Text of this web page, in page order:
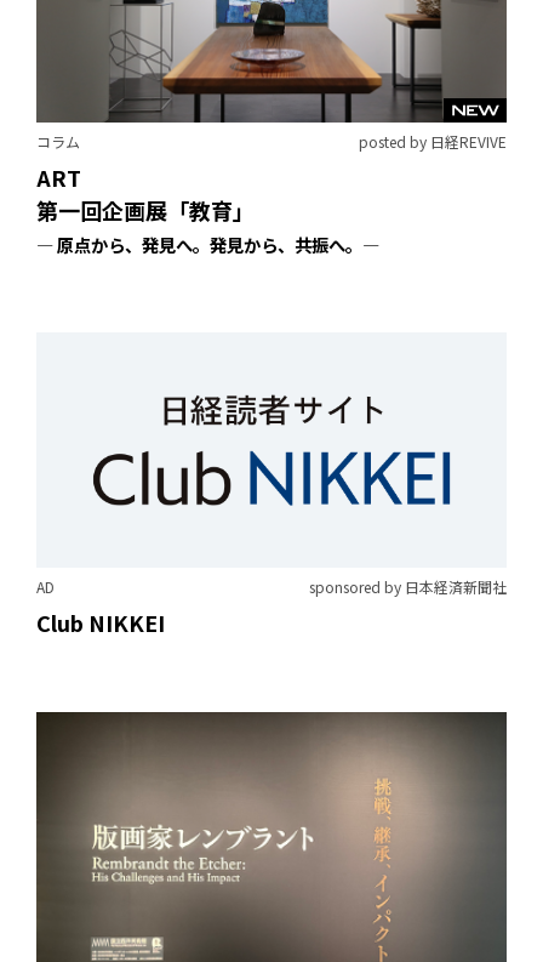
コラム posted by 日経REVIVE
ART
第一回企画展「教育」
― 原点から、発見へ。発見から、共振へ。―
AD sponsored by 日本経済新聞社
Club NIKKEI